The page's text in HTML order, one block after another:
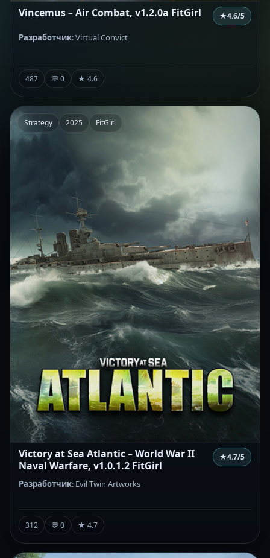
Vincemus – Air Combat, v1.2.0a FitGirl ★4.6/5
Разработчик: Virtual Convict
487 💬 0 ★ 4.6
Strategy 2025 FitGirl
Victory at Sea Atlantic – World War II
Naval Warfare, v1.0.1.2 FitGirl
★4.7/5
Разработчик: Evil Twin Artworks
312 💬 0 ★ 4.7